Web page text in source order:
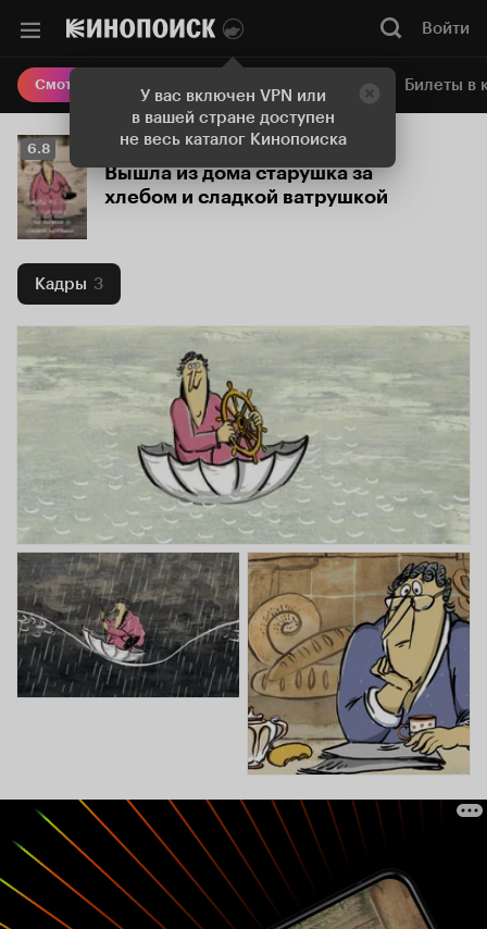
У вас включен VPN или
в вашей стране доступен
не весь каталог Кинопоиска
Войти
Смотреть кино Онлайн-кинотеатр Билеты в
Рейтинг
Кинопоиска
6.8
6.8
Вышла из дома старушка за
хлебом и сладкой ватрушкой
Кадры 3